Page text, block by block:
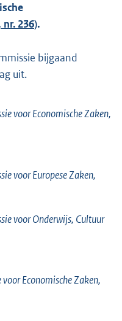
nr. 236).
bijgaand
uit.
voor Economische Zaken,
voor Europese Zaken,
voor Onderwijs, Cultuur
Economische Zaken,